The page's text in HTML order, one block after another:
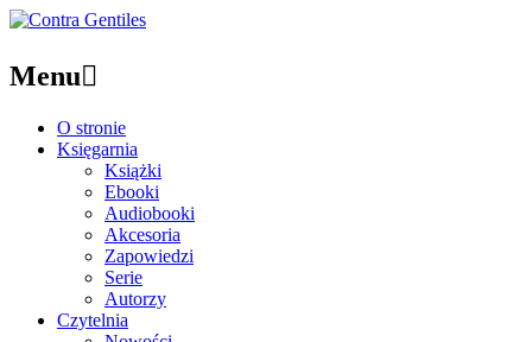
Menu
O stronie
Księgarnia
Książki
Ebooki
Audiobooki
Akcesoria
Zapowiedzi
Serie
Autorzy
Czytelnia